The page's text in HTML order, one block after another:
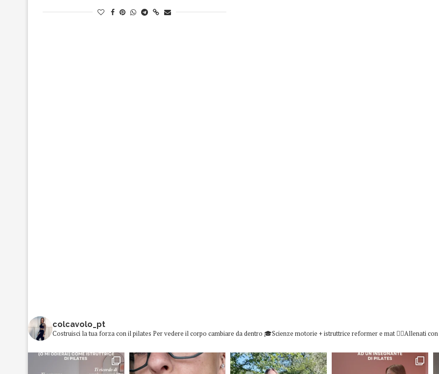
colcavolo_pt
Costruisci la tua forza con il pilates Per vedere il corpo cambiare da dentro 🎓Scienze motorie + istruttrice reformer e mat 👇🏻Allenati